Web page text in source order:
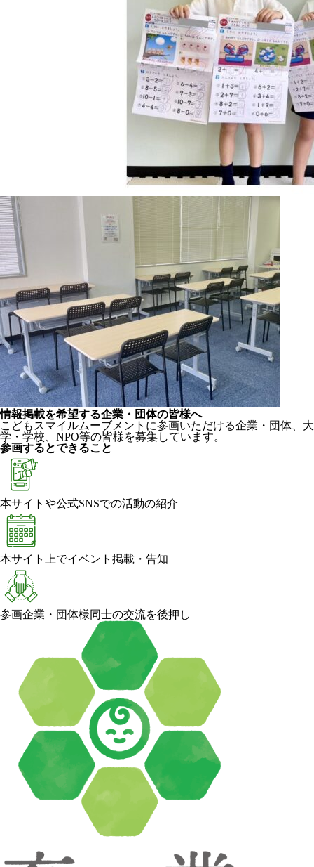
情報掲載を希望する企業・団体の皆様へ
こどもスマイルムーブメントに参画いただける企業・団体、大
学・学校、NPO等の皆様を募集しています。
参画するとできること
本サイトや公式SNSでの活動の紹介
本サイト上でイベント掲載・告知
参画企業・団体様同士の交流を後押し